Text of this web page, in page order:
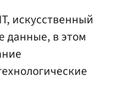
искусственный
данные, в этом